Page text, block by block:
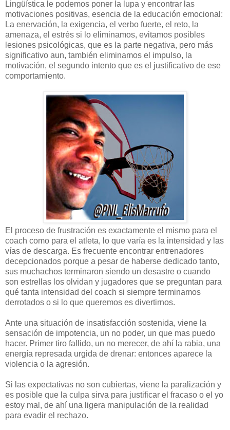
Lingüística le podemos poner la lupa y encontrar las
motivaciones positivas, esencia de la educación emocional:
La enervación, la exigencia, el verbo fuerte, el reto, la
amenaza, el estrés si lo eliminamos, evitamos posibles
lesiones psicológicas, que es la parte negativa, pero más
significativo aun, también eliminamos el impulso, la
motivación, el segundo intento que es el justificativo de ese
comportamiento.
El proceso de frustración es exactamente el mismo para el
coach como para el atleta, lo que varía es la intensidad y las
vías de descarga. Es frecuente encontrar entrenadores
decepcionados porque a pesar de haberse dedicado tanto,
sus muchachos terminaron siendo un desastre o cuando
son estrellas los olvidan y jugadores que se preguntan para
qué tanta intensidad del coach si siempre terminamos
derrotados o si lo que queremos es divertirnos.
Ante una situación de insatisfacción sostenida, viene la
sensación de impotencia, un no poder, un que mas puedo
hacer. Primer tiro fallido, un no merecer, de ahí la rabia, una
energía represada urgida de drenar: entonces aparece la
violencia o la agresión.
Si las expectativas no son cubiertas, viene la paralización y
es posible que la culpa sirva para justificar el fracaso o el yo
estoy mal, de ahí una ligera manipulación de la realidad
para evadir el rechazo.